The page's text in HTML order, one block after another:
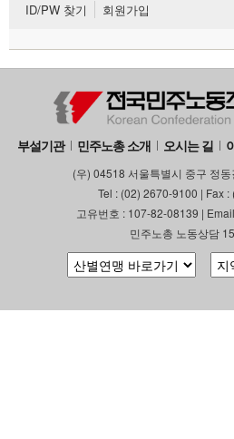
ID/PW 찾기 회원가입
부설기관 민주노총 소개 오시는 길
(우) 04518 서울특별시 중구 정
Tel : (02) 2670-9100 | Fax
고유번호 : 107-82-08139 |
민주노총 노동상담